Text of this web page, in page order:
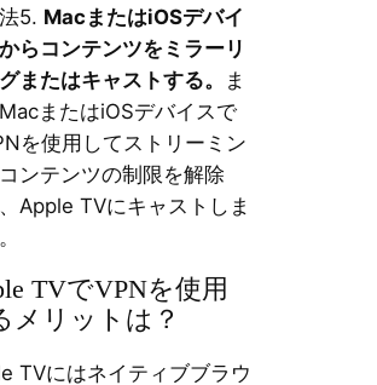
5. MacまたはiOSデバイ
らコンテンツをミラーリ
またはキャストする。
ま
またはiOSデバイスで
を使用してストリーミン
ンテンツの制限を解除
Apple TVにキャストしま
TVでVPNを使用
メリットは？
TVにはネイティブブラウ